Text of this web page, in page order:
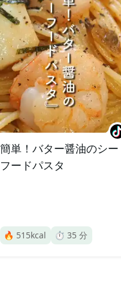
簡単！バター醤油のシー
フードパスタ
🔥 515kcal ⏱️ 35 分